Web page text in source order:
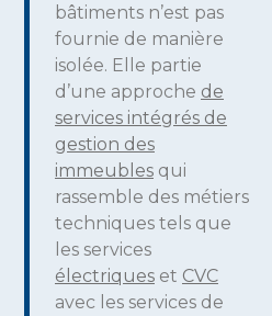
bâtiments n’est pas
fournie de manière
isolée. Elle partie
d’une approche de
services intégrés de
gestion des
immeubles qui
rassemble des métiers
techniques tels que
les services
électriques et CVC
avec les services de